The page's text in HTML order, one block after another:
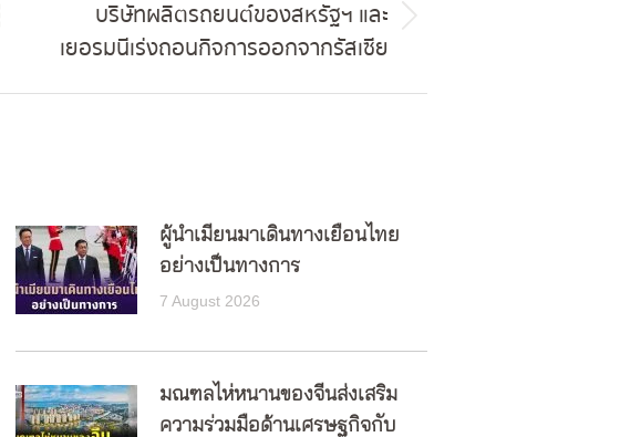
post:
บริษัทผลิตรถยนต์ของสหรัฐฯ และ
เยอรมนีเร่งถอนกิจการออกจากรัสเซีย
ผู้นำเมียนมาเดินทางเยือนไทย
อย่างเป็นทางการ
7 August 2026
มณฑลไห่หนานของจีนส่งเสริม
ความร่วมมือด้านเศรษฐกิจกับ